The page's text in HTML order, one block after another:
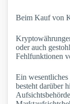
Beim Kauf von
oder auch
Fehlfunktionen
Ein
besteht darüber